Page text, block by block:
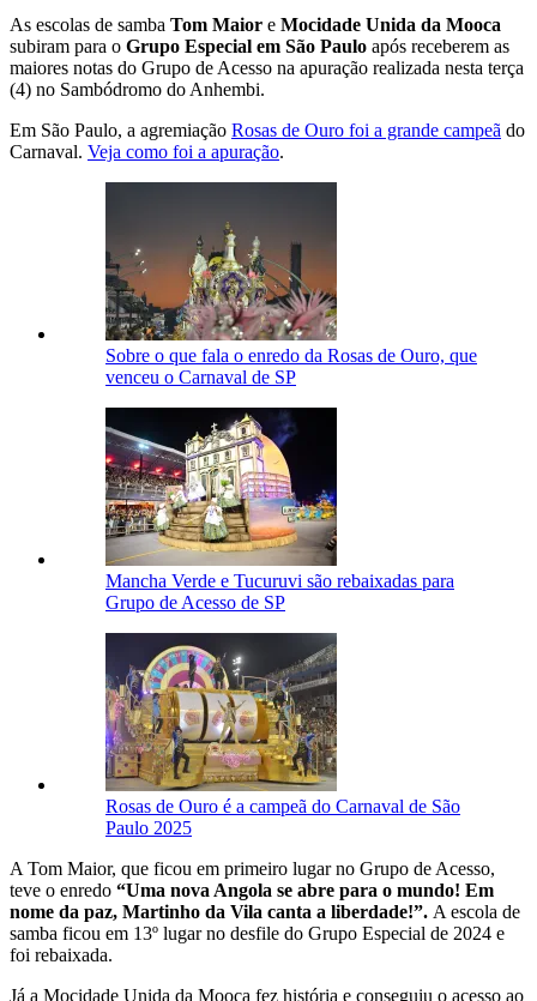
As escolas de samba Tom Maior e Mocidade Unida da Mooca
subiram para o Grupo Especial em São Paulo após receberem as
maiores notas do Grupo de Acesso na apuração realizada nesta terça
(4) no Sambódromo do Anhembi.
Em São Paulo, a agremiação Rosas de Ouro foi a grande campeã do
Carnaval. Veja como foi a apuração.
Sobre o que fala o enredo da Rosas de Ouro, que
venceu o Carnaval de SP
Mancha Verde e Tucuruvi são rebaixadas para
Grupo de Acesso de SP
Rosas de Ouro é a campeã do Carnaval de São
Paulo 2025
A Tom Maior, que ficou em primeiro lugar no Grupo de Acesso,
teve o enredo “Uma nova Angola se abre para o mundo! Em
nome da paz, Martinho da Vila canta a liberdade!”. A escola de
samba ficou em 13º lugar no desfile do Grupo Especial de 2024 e
foi rebaixada.
Já a Mocidade Unida da Mooca fez história e conseguiu o acesso ao